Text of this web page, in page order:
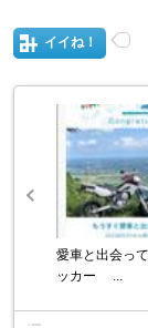
イイね！
愛車と出会っ
ッカー ...